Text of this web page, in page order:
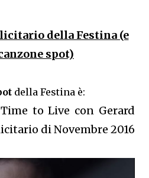
della Festina (e
spot)
della Festina è:
to Live con Gerard
di Novembre 2016